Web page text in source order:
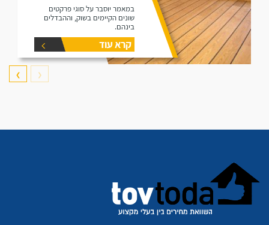
במאמר יוסבר על סוגי פרקטים
שונים הקיימים בשוק, וההבדלים
בינהם.
קרא עוד
❮
❯